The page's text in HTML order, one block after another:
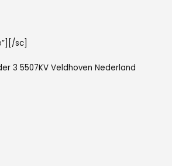
sc]
3 5507KV Veldhoven Nederland